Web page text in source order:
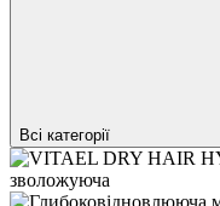
Всі категорії